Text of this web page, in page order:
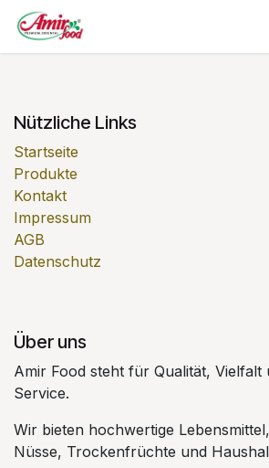
Zum Inhalt springen
Nützliche Links
Startseite
Produkte
Kontakt
Impressum
AGB
Datenschutz
Über uns
Amir Food steht für Qualität, Vielfalt
Service.
Wir bieten hochwertige
Nüsse, Trockenfrüchte und